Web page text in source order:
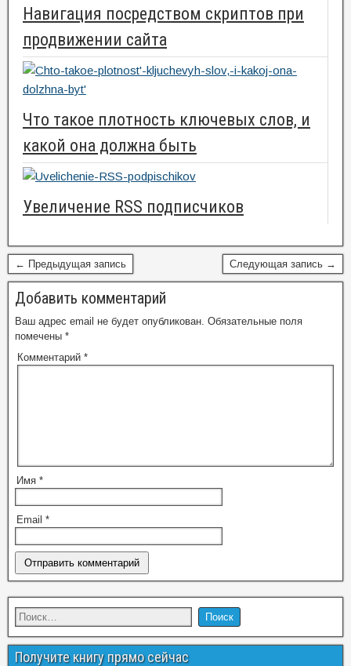
Навигация посредством скриптов при
продвижении сайта
Что такое плотность ключевых слов, и
какой она должна быть
Увеличение RSS подписчиков
← Предыдущая запись Следующая запись →
Добавить комментарий
Ваш адрес email не будет опубликован. Обязательные поля
помечены *
Комментарий *
Имя *
Email *
Получите книгу прямо сейчас